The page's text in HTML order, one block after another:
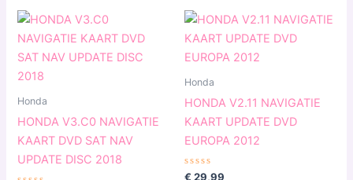
Honda
HONDA V3.C0 NAVIGATIE
KAART DVD SAT NAV
UPDATE DISC 2018
product
meerdere
gekozen
Honda
HONDA V2.11 NAVIGATIE
KAART UPDATE DVD
EUROPA 2012
Gewaardeerd
€ 29,99